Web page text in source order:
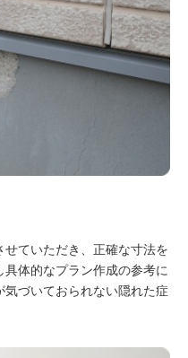
ていただき、正確な寸法を
体的なプラン作成の参考に
づいておられない隠れた症